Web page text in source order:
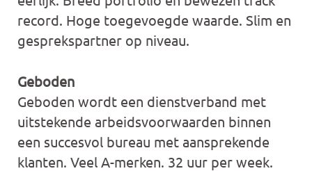
record. Hoge toegevoegde waarde. Slim en
gesprekspartner op niveau.
Geboden
Geboden wordt een dienstverband met
uitstekende arbeidsvoorwaarden binnen
een succesvol bureau met aansprekende
klanten. Veel A-merken. 32 uur per week.